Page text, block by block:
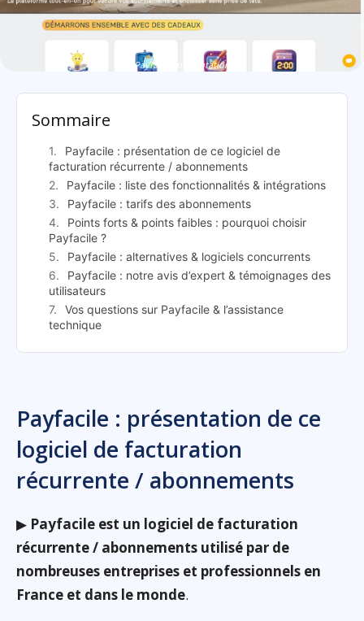
Payfacile: présentation
Sommaire
Payfacile : présentation de ce logiciel de
facturation récurrente / abonnements
Payfacile : liste des fonctionnalités & intégrations
Payfacile : tarifs des abonnements
Points forts & points faibles : pourquoi choisir
Payfacile ?
Payfacile : alternatives & logiciels concurrents
Payfacile : notre avis d’expert & témoignages des
utilisateurs
Vos questions sur Payfacile & l’assistance
technique
Payfacile : présentation de ce
logiciel de facturation
récurrente / abonnements
▶ Payfacile est un logiciel de facturation
récurrente / abonnements utilisé par de
nombreuses entreprises et professionnels en
France et dans le monde.